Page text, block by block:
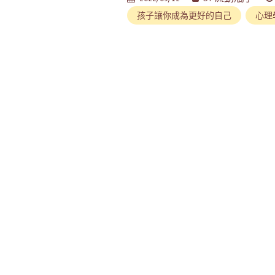
孩子讓你成為更好的自己 心理